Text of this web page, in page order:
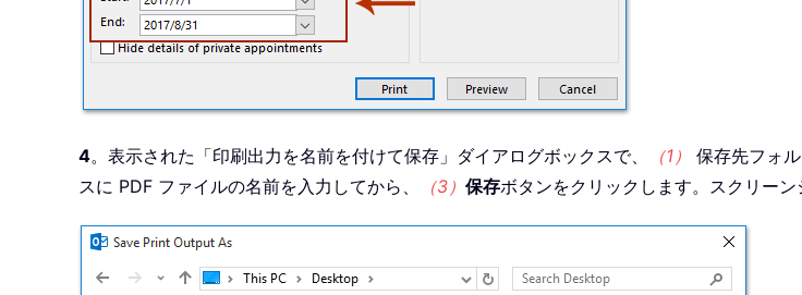
4。表示された「印刷出力を名前を付けて保存」ダイアログボックスで、 （1） 保存先フォ
スに PDF ファイルの名前を入力してから、
（3） 保存ボタンをクリックします。スクリーン